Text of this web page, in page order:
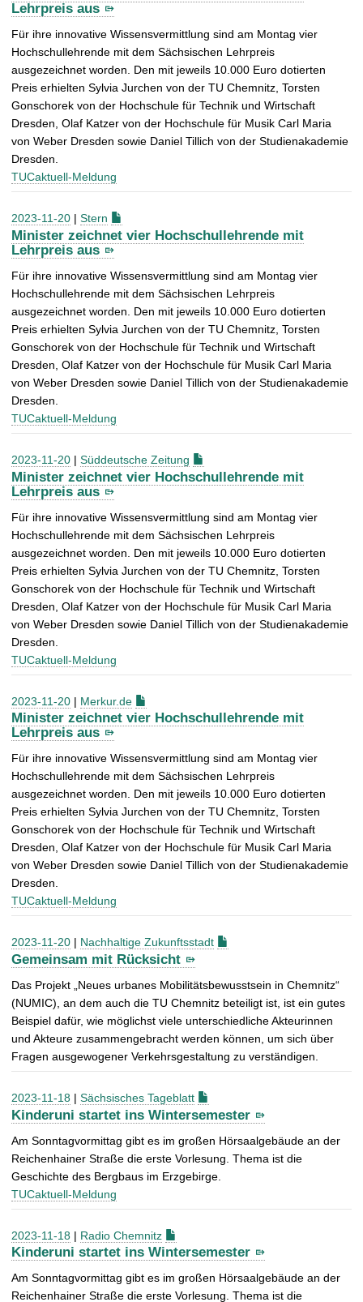
Lehrpreis aus
Für ihre innovative Wissensvermittlung sind am Montag vier
Hochschullehrende mit dem Sächsischen Lehrpreis
ausgezeichnet worden. Den mit jeweils 10.000 Euro dotierten
Preis erhielten Sylvia Jurchen von der TU Chemnitz, Torsten
Gonschorek von der Hochschule für Technik und Wirtschaft
Dresden, Olaf Katzer von der Hochschule für Musik Carl Maria
von Weber Dresden sowie Daniel Tillich von der Studienakademie
Dresden.
TUCaktuell-Meldung
2023-11-20 | Stern
Minister zeichnet vier Hochschullehrende mit
Lehrpreis aus
Für ihre innovative Wissensvermittlung sind am Montag vier
Hochschullehrende mit dem Sächsischen Lehrpreis
ausgezeichnet worden. Den mit jeweils 10.000 Euro dotierten
Preis erhielten Sylvia Jurchen von der TU Chemnitz, Torsten
Gonschorek von der Hochschule für Technik und Wirtschaft
Dresden, Olaf Katzer von der Hochschule für Musik Carl Maria
von Weber Dresden sowie Daniel Tillich von der Studienakademie
Dresden.
TUCaktuell-Meldung
2023-11-20 | Süddeutsche Zeitung
Minister zeichnet vier Hochschullehrende mit
Lehrpreis aus
Für ihre innovative Wissensvermittlung sind am Montag vier
Hochschullehrende mit dem Sächsischen Lehrpreis
ausgezeichnet worden. Den mit jeweils 10.000 Euro dotierten
Preis erhielten Sylvia Jurchen von der TU Chemnitz, Torsten
Gonschorek von der Hochschule für Technik und Wirtschaft
Dresden, Olaf Katzer von der Hochschule für Musik Carl Maria
von Weber Dresden sowie Daniel Tillich von der Studienakademie
Dresden.
TUCaktuell-Meldung
2023-11-20 | Merkur.de
Minister zeichnet vier Hochschullehrende mit
Lehrpreis aus
Für ihre innovative Wissensvermittlung sind am Montag vier
Hochschullehrende mit dem Sächsischen Lehrpreis
ausgezeichnet worden. Den mit jeweils 10.000 Euro dotierten
Preis erhielten Sylvia Jurchen von der TU Chemnitz, Torsten
Gonschorek von der Hochschule für Technik und Wirtschaft
Dresden, Olaf Katzer von der Hochschule für Musik Carl Maria
von Weber Dresden sowie Daniel Tillich von der Studienakademie
Dresden.
TUCaktuell-Meldung
2023-11-20 | Nachhaltige Zukunftsstadt
Gemeinsam mit Rücksicht
Das Projekt „Neues urbanes Mobilitätsbewusstsein in Chemnitz“
(NUMIC), an dem auch die TU Chemnitz beteiligt ist, ist ein gutes
Beispiel dafür, wie möglichst viele unterschiedliche Akteurinnen
und Akteure zusammengebracht werden können, um sich über
Fragen ausgewogener Verkehrsgestaltung zu verständigen.
2023-11-18 | Sächsisches Tageblatt
Kinderuni startet ins Wintersemester
Am Sonntagvormittag gibt es im großen Hörsaalgebäude an der
Reichenhainer Straße die erste Vorlesung. Thema ist die
Geschichte des Bergbaus im Erzgebirge.
TUCaktuell-Meldung
2023-11-18 | Radio Chemnitz
Kinderuni startet ins Wintersemester
Am Sonntagvormittag gibt es im großen Hörsaalgebäude an der
Reichenhainer Straße die erste Vorlesung. Thema ist die